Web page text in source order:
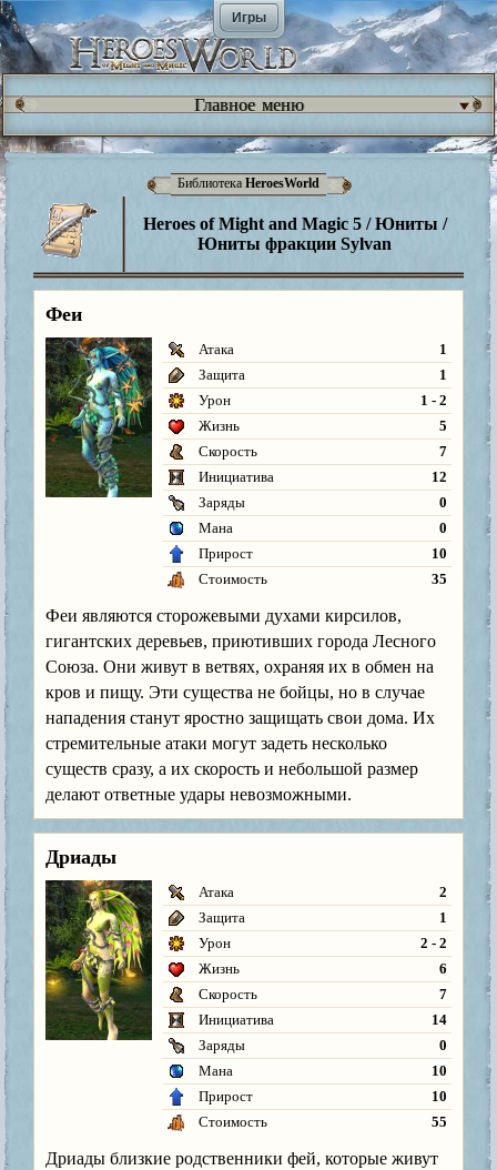
Игры
Главное меню
Библиотека HeroesWorld
Heroes of Might and Magic 5 / Юниты /
Юниты фракции Sylvan
Феи
Атака
1
Защита
1
Урон
1 - 2
Жизнь
5
Скорость
7
Инициатива
12
Заряды
0
Мана
0
Прирост
10
Стоимость
35
Феи являются сторожевыми духами кирсилов,
гигантских деревьев, приютивших города Лесного
Союза. Они живут в ветвях, охраняя их в обмен на
кров и пищу. Эти существа не бойцы, но в случае
нападения станут яростно защищать свои дома. Их
стремительные атаки могут задеть несколько
существ сразу, а их скорость и небольшой размер
делают ответные удары невозможными.
Дриады
Атака
2
Защита
1
Урон
2 - 2
Жизнь
6
Скорость
7
Инициатива
14
Заряды
0
Мана
10
Прирост
10
Стоимость
55
Дриады близкие родственники фей, которые живут